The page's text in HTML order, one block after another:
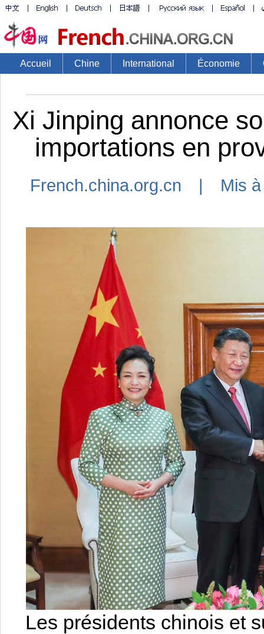
Accueil Chine International Économie
Xi Jinping annonce
importations en
French.china.org.cn | Mis
Les présidents chinois et